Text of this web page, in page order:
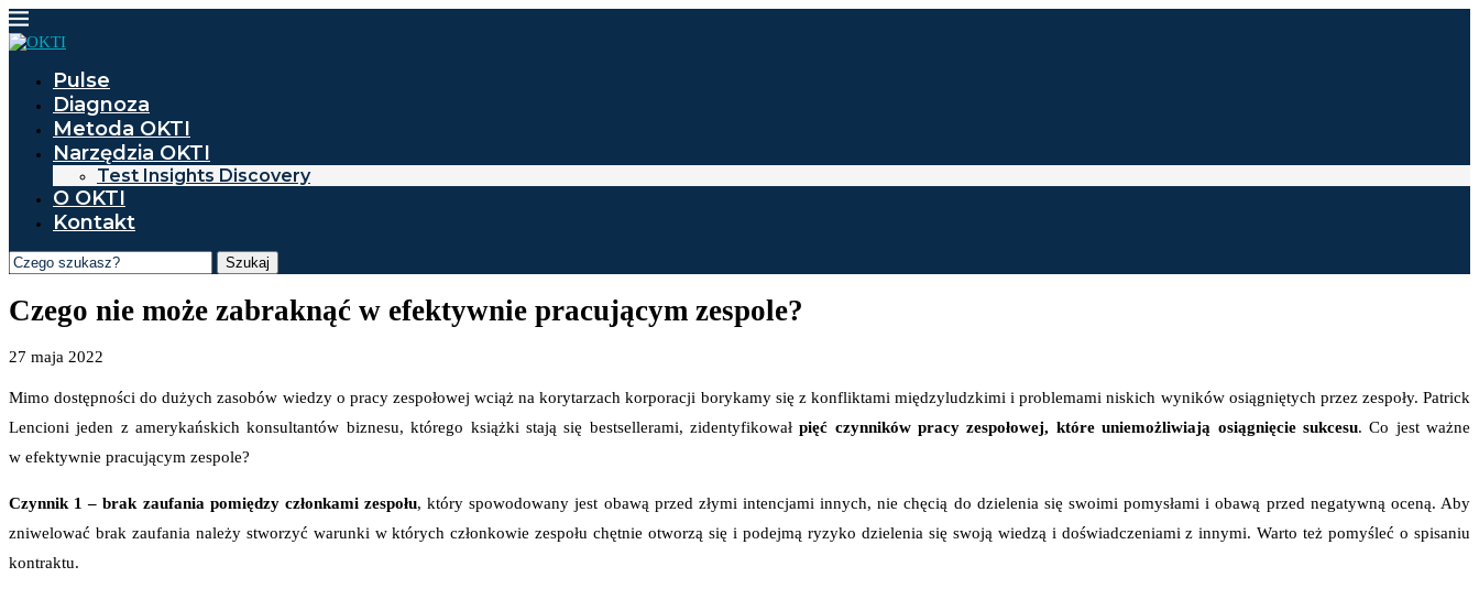
Pulse
Diagnoza
Metoda OKTI
Narzędzia OKTI
Test Insights Discovery
O OKTI
Kontakt
Szukaj
Czego nie może zabraknąć w efektywnie pracującym zespole?
27 maja 2022
Mimo dostępności do dużych zasobów wiedzy o pracy zespołowej wciąż na korytarzach korporacji borykamy się z konfliktami międzyludzkimi i problemami niskich wyników osiągniętych przez zespoły. Patrick
Lencioni jeden z amerykańskich konsultantów biznesu, którego książki stają się bestsellerami, zidentyfikowałpięć czynników pracy zespołowej, które uniemożliwiają osiągnięcie sukcesu. Co jest ważne
w efektywnie pracującym zespole?
Czynnik 1 – brak zaufania pomiędzy członkami zespołu, który spowodowany jest obawą przed złymi intencjami innych, nie chęcią do dzielenia się swoimi pomysłami i obawą przed negatywną oceną. Aby
zniwelować brak zaufania należy stworzyć warunki w których członkowie zespołu chętnie otworzą się i podejmą ryzyko dzielenia się swoją wiedzą i doświadczeniami z innymi. Warto też pomyśleć o spisaniu
kontraktu.